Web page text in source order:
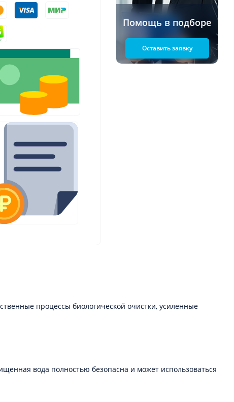
Помощь в подборе
Оставить заявку
процессы биологической очистки, усиленные
вода полностью безопасна и может использоваться